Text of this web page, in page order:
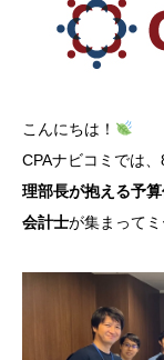
こんにちは！
CPAナビコミでは
理部長が抱える予
会計士が集まって